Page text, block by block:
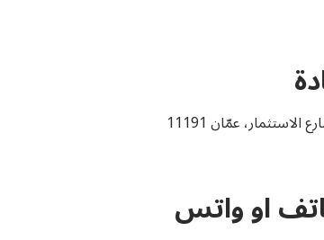
عمّان 11191
او واتس